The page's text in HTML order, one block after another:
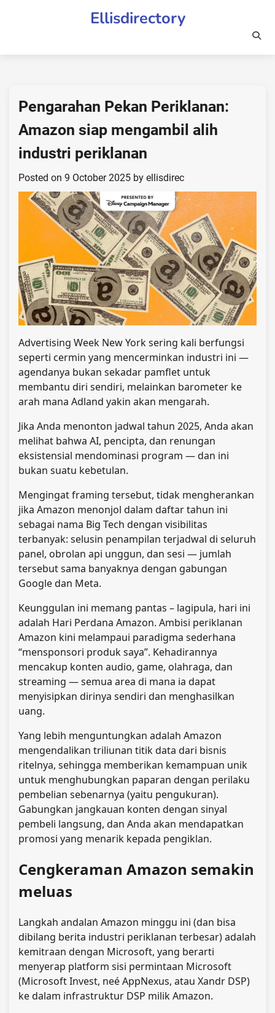
Ellisdirectory
Pengarahan Pekan Periklanan:
Amazon siap mengambil alih
industri periklanan
Posted on 9 October 2025 by ellisdirec
Advertising Week New York sering kali berfungsi
seperti cermin yang mencerminkan industri ini —
agendanya bukan sekadar pamflet untuk
membantu diri sendiri, melainkan barometer ke
arah mana Adland yakin akan mengarah.
Jika Anda menonton jadwal tahun 2025, Anda akan
melihat bahwa AI, pencipta, dan renungan
eksistensial mendominasi program — dan ini
bukan suatu kebetulan.
Mengingat framing tersebut, tidak mengherankan
jika Amazon menonjol dalam daftar tahun ini
sebagai nama Big Tech dengan visibilitas
terbanyak: selusin penampilan terjadwal di seluruh
panel, obrolan api unggun, dan sesi — jumlah
tersebut sama banyaknya dengan gabungan
Google dan Meta.
Keunggulan ini memang pantas – lagipula, hari ini
adalah Hari Perdana Amazon. Ambisi periklanan
Amazon kini melampaui paradigma sederhana
“mensponsori produk saya”. Kehadirannya
mencakup konten audio, game, olahraga, dan
streaming — semua area di mana ia dapat
menyisipkan dirinya sendiri dan menghasilkan
uang.
Yang lebih menguntungkan adalah Amazon
mengendalikan triliunan titik data dari bisnis
ritelnya, sehingga memberikan kemampuan unik
untuk menghubungkan paparan dengan perilaku
pembelian sebenarnya (yaitu pengukuran).
Gabungkan jangkauan konten dengan sinyal
pembeli langsung, dan Anda akan mendapatkan
promosi yang menarik kepada pengiklan.
Cengkeraman Amazon semakin
meluas
Langkah andalan Amazon minggu ini (dan bisa
dibilang berita industri periklanan terbesar) adalah
kemitraan dengan Microsoft, yang berarti
menyerap platform sisi permintaan Microsoft
(Microsoft Invest, neé AppNexus, atau Xandr DSP)
ke dalam infrastruktur DSP milik Amazon.